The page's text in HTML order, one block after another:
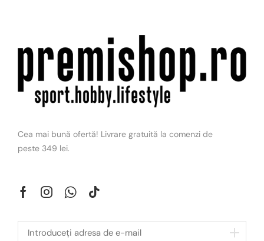
Cea mai bună ofertă! Livrare gratuită la comenzi de
peste 349 lei.